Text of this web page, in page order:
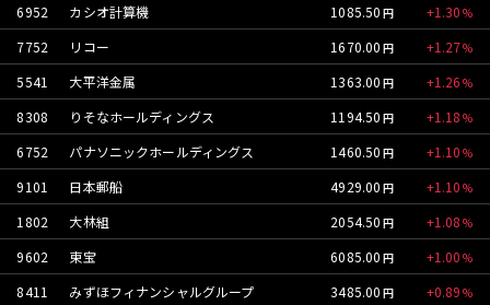
6952
カシオ計算機 1085.50
1.30
7752
リコー 1670.00
1.27
5541
大平洋金属 1363.00
1.26
8308
りそなホールディングス 1194.50
1.18
6752
パナソニックホールディングス 1460.50
1.10
9101
日本郵船 4929.00
1.10
1802
大林組 2054.50
1.08
9602
東宝 6085.00
1.00
8411
みずほフィナンシャルグループ 3485.00
0.89